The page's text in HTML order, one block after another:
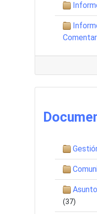
(37)